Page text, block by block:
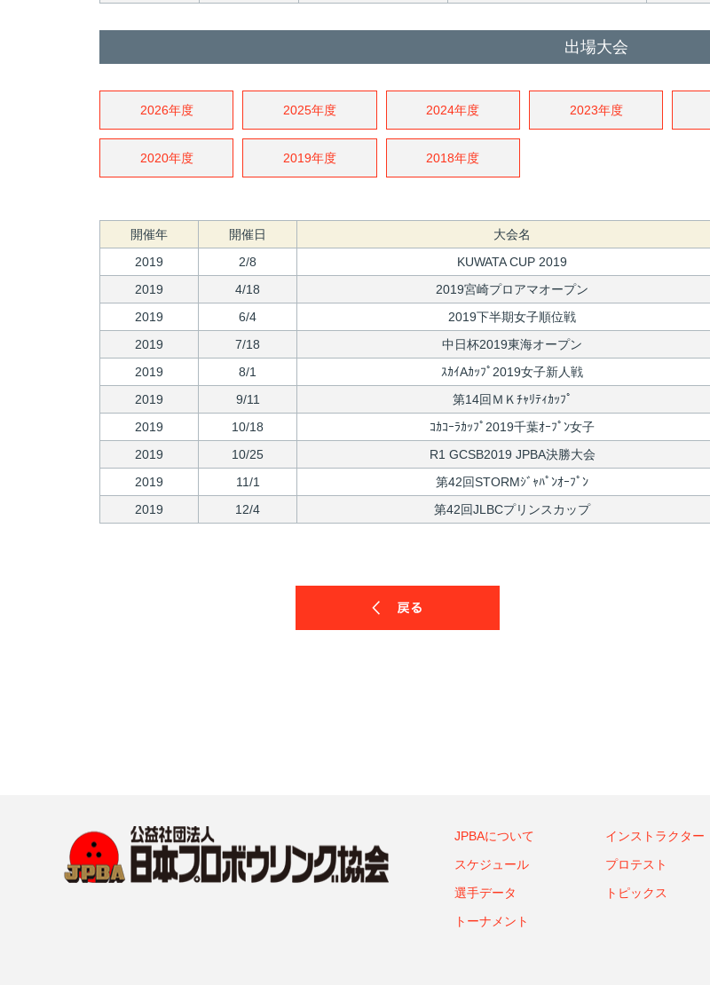
出場大会
2026年度 2025年度 2024年度 2023年度
2020年度 2019年度 2018年度
開催年 開催日 大会名
2019
2/8 KUWATA CUP 2019
2019
4/18 2019宮崎プロアマオープン
2019
6/4 2019下半期女子順位戦
2019
7/18 中日杯2019東海オープン
2019
8/1 ｽｶｲAｶｯﾌﾟ2019女子新人戦
2019
9/11 第14回ＭＫﾁｬﾘﾃｨｶｯﾌﾟ
2019
10/18 ｺｶｺｰﾗｶｯﾌﾟ2019千葉ｵｰﾌﾟﾝ女子
2019
10/25 R1 GCSB2019 JPBA決勝大会
2019
11/1 第42回STORMｼﾞｬﾊﾟﾝｵｰﾌﾟﾝ
2019
12/4 第42回JLBCプリンスカップ
JPBAについて
スケジュール
選手データ
トーナメント
インストラクター
プロテスト
トピックス